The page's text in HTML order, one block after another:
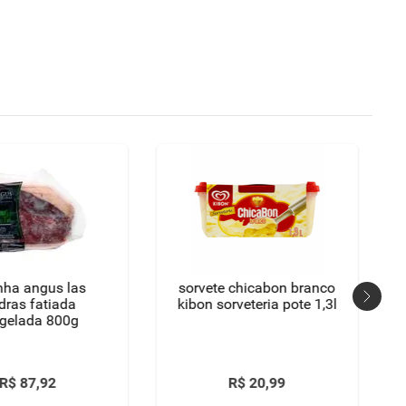
angus las
fatiada
800g
87,92
sorvete chicabon branco
kibon sorveteria pote 1,3l
R$ 20,99